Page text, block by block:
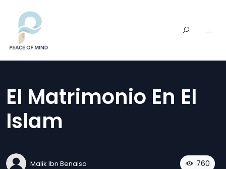
El Matrimonio En El
Islam
Malik Ibn Benaisa 760